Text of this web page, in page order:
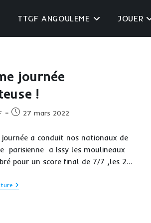
TTGF ANGOULEME JOUER
journée
!
Publication
27 mars 2022
a conduit nos nationaux de
parisienne a Issy les moulineaux
pour un score final de 7/7 ,les 2…
Une
5eme